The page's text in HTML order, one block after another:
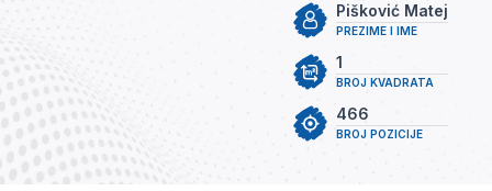
PREZIME I IME
Pišković Matej
BROJ KVADRATA
1
BROJ POZICIJE
466